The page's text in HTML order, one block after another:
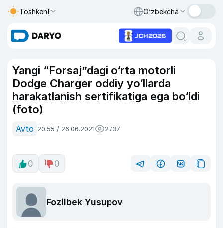
Toshkent O‘zbekcha
Yangi “Forsaj”dagi o‘rta motorli
Dodge Charger oddiy yo‘llarda
harakatlanish sertifikatiga ega bo‘ldi
(foto)
Avto 20:55 / 26.06.2021 2737
0 0
Fozilbek Yusupov